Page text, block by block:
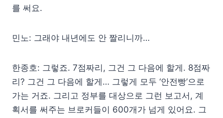
를 써요.
민노: 그래야 내년에도 안 짤리니까…
한종호: 그렇죠. 7점짜리, 그건 그 다음에 할게. 8점짜
리? 그건 그 다음에 할게… 그렇게 모두 ‘안전빵’으로
가는 거죠. 그리고 정부를 대상으로 그런 보고서, 계
획서를 써주는 브로커들이 600개가 넘게 있어요. 그